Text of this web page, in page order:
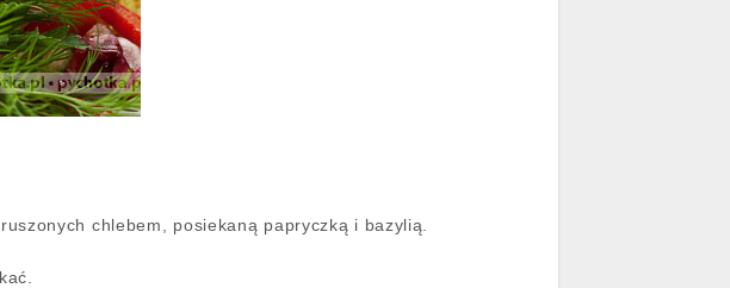
chlebem, posiekaną papryczką i bazylią.